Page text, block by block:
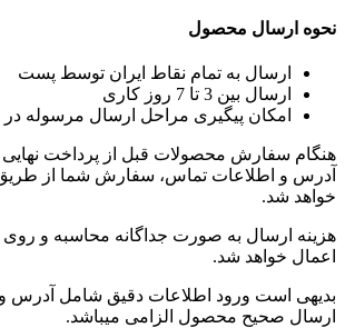
نحوه ارسال محصول
ارسال به تمام نقاط ایران توسط پست
ارسال بین 3 تا 7 روز کاری
امکان پیگیری مراحل ارسال مرسوله در
هنگام سفارش محصولات قبل از پرداخت
آدرس و اطلاعات تماس، سفارش شما از
خواهد شد.
هزینه ارسال به صورت جداگانه محاسبه و
اعمال خواهد شد.
بدیهی است ورود اطلاعات دقیق شامل آدرس
ارسال صحیح محصول الزامی میباشد.